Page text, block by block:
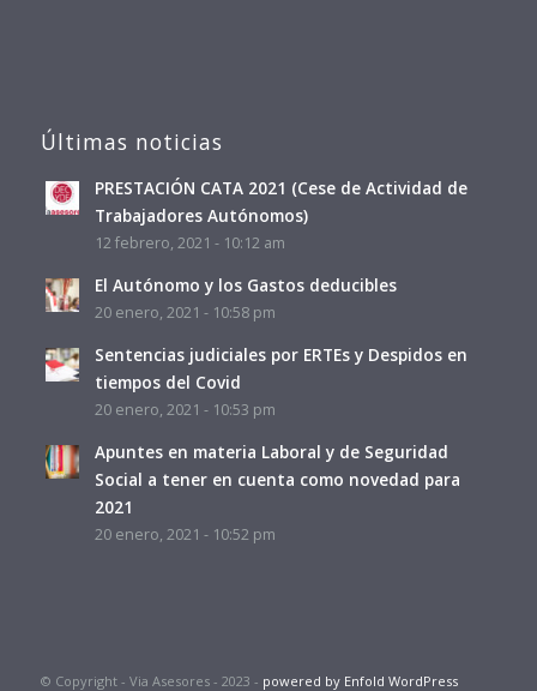
Últimas noticias
PRESTACIÓN CATA 2021 (Cese de Actividad de
Trabajadores Autónomos)
12 febrero, 2021 - 10:12 am
El Autónomo y los Gastos deducibles
20 enero, 2021 - 10:58 pm
Sentencias judiciales por ERTEs y Despidos en
tiempos del Covid
20 enero, 2021 - 10:53 pm
Apuntes en materia Laboral y de Seguridad
Social a tener en cuenta como novedad para
2021
20 enero, 2021 - 10:52 pm
© Copyright - Via Asesores - 2023 - powered by Enfold WordPress